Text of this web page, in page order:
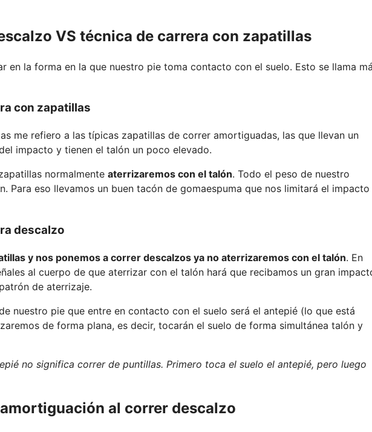
VS técnica de carrera con zapatillas
en la forma en la que nuestro pie toma contacto con el suelo. Esto se llama
con zapatillas
me refiero a las típicas zapatillas de correr amortiguadas, las que llevan un
impacto y tienen el talón un poco elevado.
normalmente aterrizaremos con el talón. Todo el peso de nuestro
Para eso llevamos un buen tacón de gomaespuma que nos limitará el impacto
descalzo
y nos ponemos a correr descalzos ya no aterrizaremos con el talón. En
al cuerpo de que aterrizar con el talón hará que recibamos un gran
de aterrizaje.
nuestro pie que entre en contacto con el suelo será el antepié (lo que está
de forma plana, es decir, tocarán el suelo de forma simultánea talón y
no significa correr de puntillas. Primero toca el suelo el antepié, pero luego
al correr descalzo